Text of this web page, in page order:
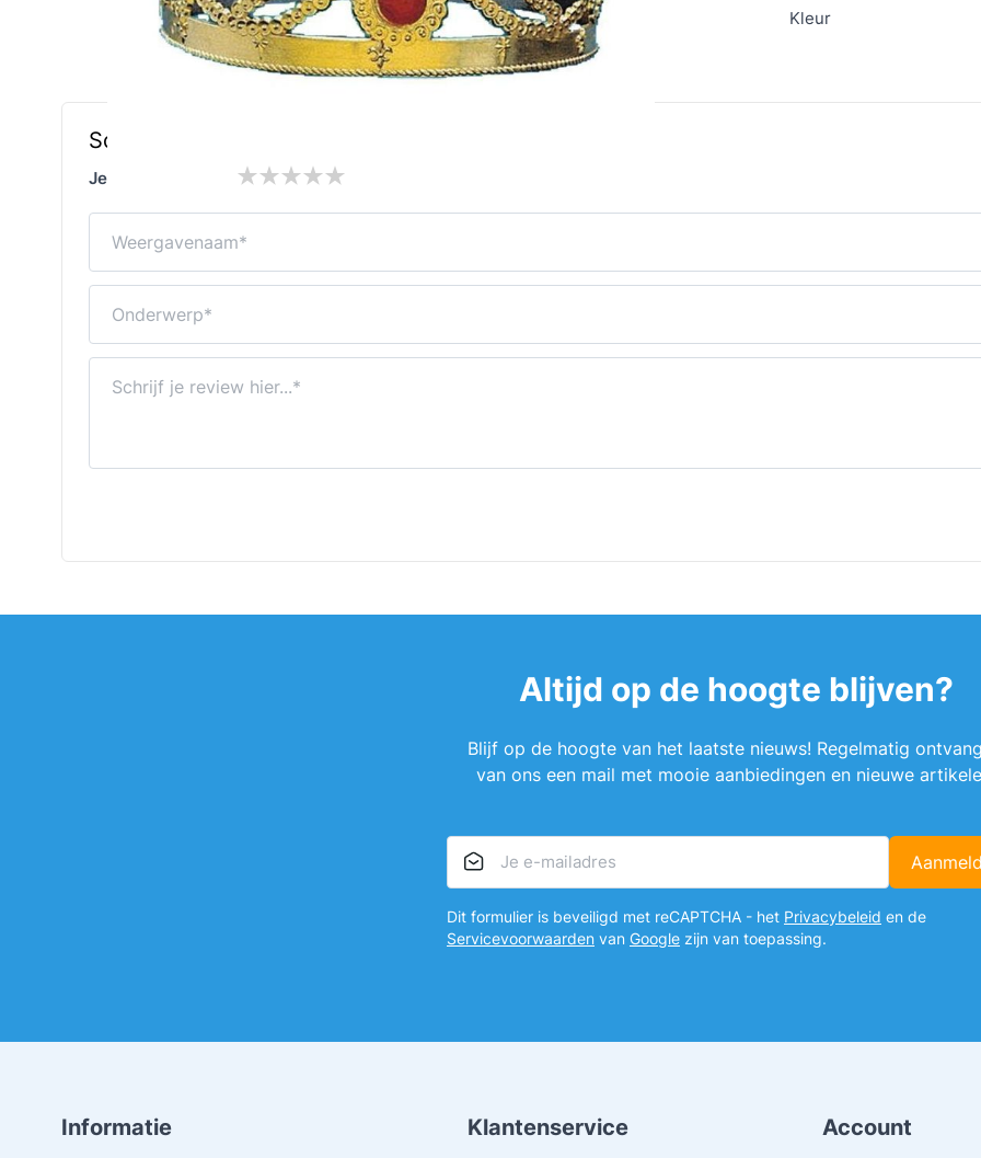
Kleur
Schrijf een review
Je beoordeling:
Altijd op de hoogte blijven?
Blijf op de hoogte van het laatste nieuws! Regelmatig
van ons een mail met mooie aanbiedingen en nieuwe
Dit formulier is beveiligd met reCAPTCHA - het Privacybeleid en de
Servicevoorwaarden van Google zijn van toepassing.
Informatie Klantenservice Account